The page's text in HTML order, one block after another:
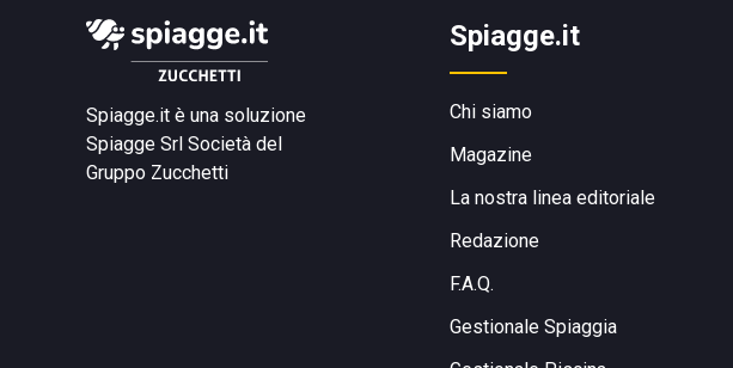
Spiagge.it è una soluzione
Spiagge Srl Società del
Gruppo Zucchetti
Spiagge.it
Chi siamo
Magazine
La nostra linea editoriale
Redazione
F.A.Q.
Gestionale Spiaggia